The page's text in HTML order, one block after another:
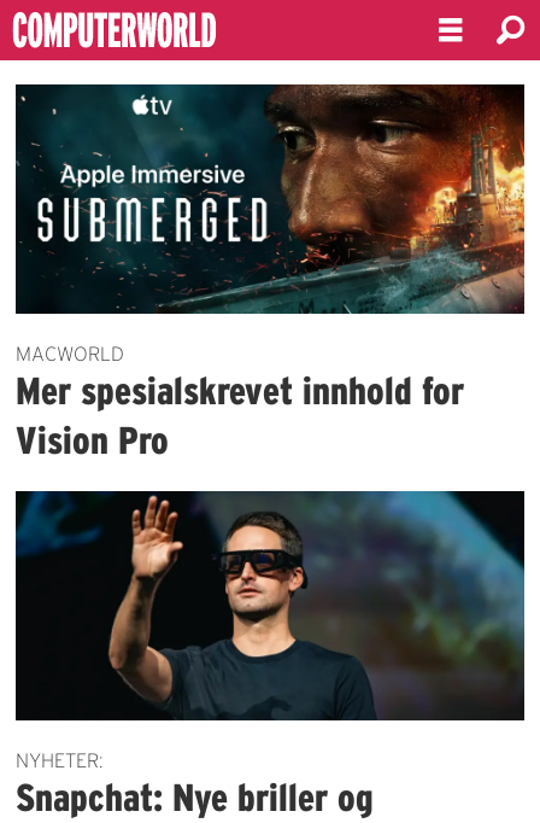
Emne:
ar-
briller
MACWORLD
Mer spesialskrevet innhold for
Vision Pro
NYHETER:
Snapchat: Nye briller og